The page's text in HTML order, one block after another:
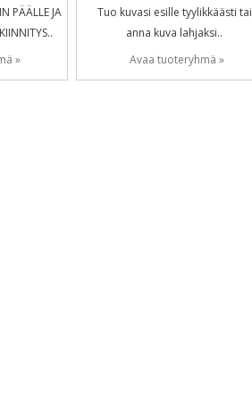
PÄÄLLE JA
»
Tuo kuvasi esille tyylikkäästi tai
anna kuva lahjaksi..
Avaa tuoteryhmä »